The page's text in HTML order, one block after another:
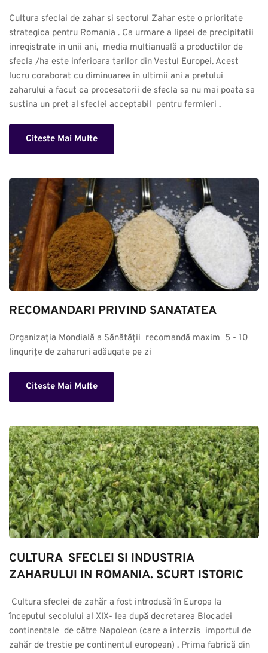
Cultura sfeclai de zahar si sectorul Zahar este o prioritate
strategica pentru Romania . Ca urmare a lipsei de precipitatii
inregistrate in unii ani,  media multianuală a productilor de
sfecla /ha este inferioara tarilor din Vestul Europei. Acest
lucru coraborat cu diminuarea in ultimii ani a pretului
zaharului a facut ca procesatorii de sfecla sa nu mai poata sa
sustina un pret al sfeclei acceptabil  pentru fermieri .
Citeste Mai Multe
RECOMANDARI PRIVIND SANATATEA
Organizația Mondială a Sănătății  recomandă maxim  5 - 10
lingurițe de zaharuri adăugate pe zi
Citeste Mai Multe
CULTURA  SFECLEI SI INDUSTRIA
ZAHARULUI IN ROMANIA. SCURT ISTORIC
începutul secolului al XIX- lea după decretarea Blocadei
continentale  de către Napoleon (care a interzis  importul de
zahăr de trestie pe continentul european) . Prima fabrică din